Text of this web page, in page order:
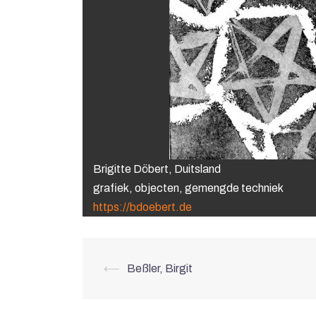
Brigitte Döbert, Duitsland
grafiek, objecten, gemengde techniek
https://bdoebert.de
Berichtnavigatie
⟵ Beßler, Birgit